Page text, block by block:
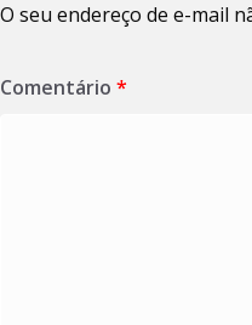
O seu endereço de e-mail
Comentário *